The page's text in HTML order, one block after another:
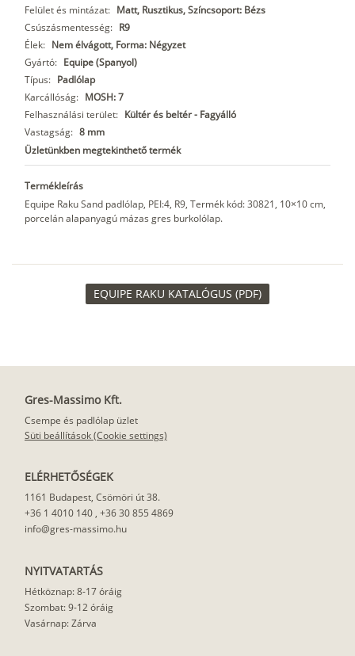
Felület és mintázat: Matt, Rusztikus, Színcsoport: Bézs
Csúszásmentesség: R9
Élek: Nem élvágott, Forma: Négyzet
Gyártó: Equipe (Spanyol)
Típus: Padlólap
Karcállóság: MOSH: 7
Felhasználási terület: Kültér és beltér - Fagyálló
Vastagság: 8 mm
Üzletünkben megtekinthető termék
Termékleírás
Equipe Raku Sand padlólap, PEI:4, R9, Termék kód: 30821, 10×10 cm,
porcelán alapanyagú mázas gres burkolólap.
EQUIPE RAKU KATALÓGUS (PDF)
Gres-Massimo Kft.
Csempe és padlólap üzlet
Süti beállítások (Cookie settings)
ELÉRHETŐSÉGEK
1161 Budapest, Csömöri út 38.
+36 1 4010 140 , +36 30 855 4869
info@gres-massimo.hu
NYITVATARTÁS
Hétköznap: 8-17 óráig
Szombat: 9-12 óráig
Vasárnap: Zárva